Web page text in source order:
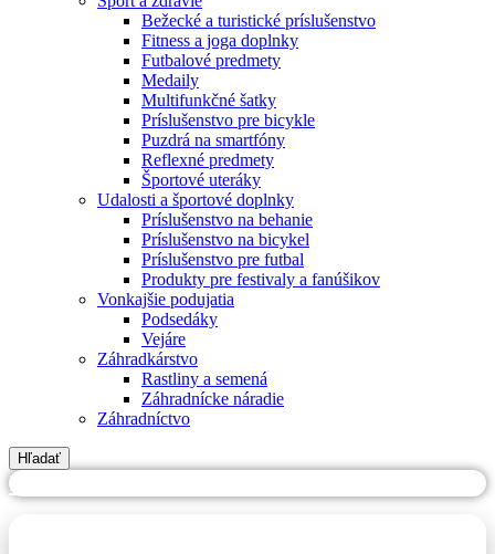
Bežecké a turistické príslušenstvo
Fitness a joga doplnky
Futbalové predmety
Medaily
Multifunkčné šatky
Príslušenstvo pre bicykle
Puzdrá na smartfóny
Reflexné predmety
Športové uteráky
Udalosti a športové doplnky
Príslušenstvo na behanie
Príslušenstvo na bicykel
Príslušenstvo pre futbal
Produkty pre festivaly a fanúšikov
Vonkajšie podujatia
Podsedáky
Vejáre
Záhradkárstvo
Rastliny a semená
Záhradnícke náradie
Záhradníctvo
Hľadať
PREJSŤ NA DATREKLAMA.SK